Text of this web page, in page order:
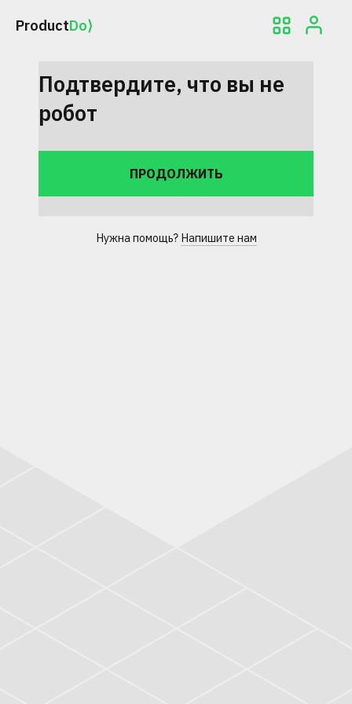
ProductDo⟩
Подтвердите, что вы не
робот
Нужна помощь? Напишите нам